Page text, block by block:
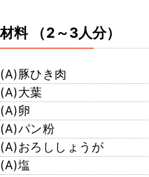
材料 （2～3人分）
(A)豚ひき肉
(A)大葉
(A)卵
(A)パン粉
(A)おろししょうが
(A)塩